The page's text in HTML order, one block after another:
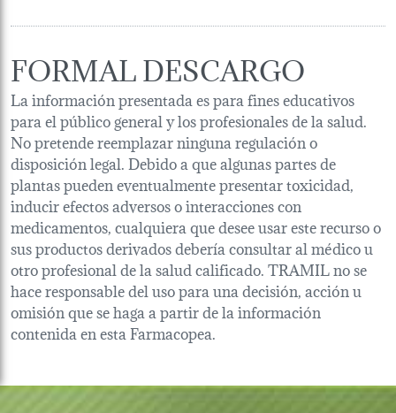
FORMAL DESCARGO
La información presentada es para fines educativos
para el público general y los profesionales de la salud.
No pretende reemplazar ninguna regulación o
disposición legal. Debido a que algunas partes de
plantas pueden eventualmente presentar toxicidad,
inducir efectos adversos o interacciones con
medicamentos, cualquiera que desee usar este recurso o
sus productos derivados debería consultar al médico u
otro profesional de la salud calificado. TRAMIL no se
hace responsable del uso para una decisión, acción u
omisión que se haga a partir de la información
contenida en esta Farmacopea.